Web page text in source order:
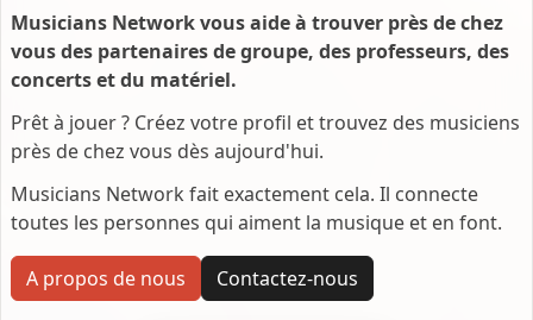
Musicians Network vous aide à trouver près de chez
vous des partenaires de groupe, des professeurs, des
concerts et du matériel.
Prêt à jouer ? Créez votre profil et trouvez des musiciens
près de chez vous dès aujourd'hui.
Musicians Network fait exactement cela. Il connecte
toutes les personnes qui aiment la musique et en font.
A propos de nous Contactez-nous